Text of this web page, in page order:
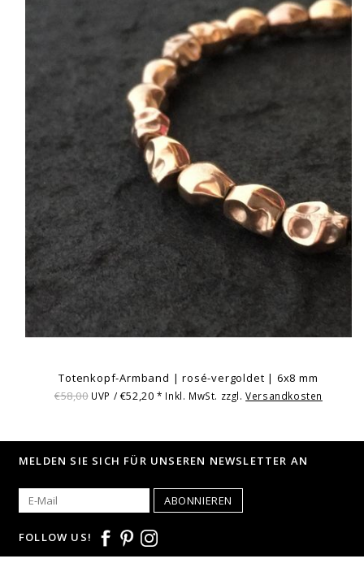
Totenkopf-Armband | rosé-vergoldet | 6x8 mm
€58,00 UVP / €52,20* Inkl. MwSt. zzgl.Versandkosten
MELDEN SIE SICH FÜR UNSEREN NEWSLETTER AN
ABONNIEREN
FOLLOW US!